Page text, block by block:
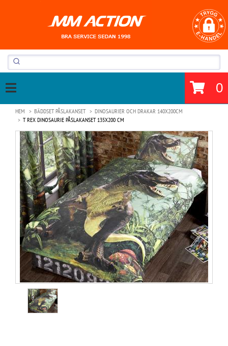
0
HEM BÄDDSET PÅSLAKANSET
DINOSAURIER OCH DRAKAR 140X200CM
T REX DINOSAURIE PÅSLAKANSET 135X200 CM